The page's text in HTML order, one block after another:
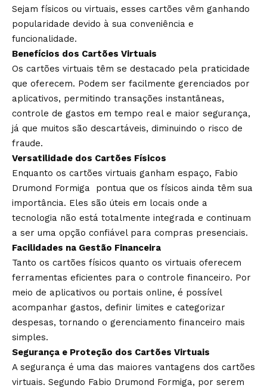
Sejam físicos ou virtuais, esses cartões vêm ganhando
popularidade devido à sua conveniência e
funcionalidade.
Benefícios dos Cartões Virtuais
Os cartões virtuais têm se destacado pela praticidade
que oferecem. Podem ser facilmente gerenciados por
aplicativos, permitindo transações instantâneas,
controle de gastos em tempo real e maior segurança,
já que muitos são descartáveis, diminuindo o risco de
fraude.
Versatilidade dos Cartões Físicos
Enquanto os cartões virtuais ganham espaço, Fabio
Drumond Formiga pontua que os físicos ainda têm sua
importância. Eles são úteis em locais onde a
tecnologia não está totalmente integrada e continuam
a ser uma opção confiável para compras presenciais.
Facilidades na Gestão Financeira
Tanto os cartões físicos quanto os virtuais oferecem
ferramentas eficientes para o controle financeiro. Por
meio de aplicativos ou portais online, é possível
acompanhar gastos, definir limites e categorizar
despesas, tornando o gerenciamento financeiro mais
simples.
Segurança e Proteção dos Cartões Virtuais
A segurança é uma das maiores vantagens dos cartões
virtuais. Segundo Fabio Drumond Formiga, por serem